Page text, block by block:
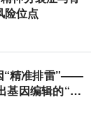
险位点
“精准排雷”——
基因编辑的“脱